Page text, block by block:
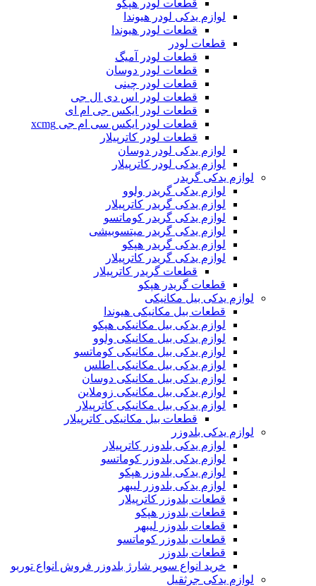
قطعات لودر هپکو
لوازم یدکی لودر هیوندا
قطعات لودر هیوندا
قطعات لودر
قطعات لودر آمیگ
قطعات لودر دوسان
قطعات لودر چینی
قطعات لودر اس دی ال جی
قطعات لودر ایکس جی ام ای
قطعات لودر ایکس سی ام جی xcmg
قطعات لودر کاترپیلار
لوازم یدکی لودر دوسان
لوازم یدکی لودر کاترپیلار
لوازم یدکی گریدر
لوازم یدکی گریدر ولوو
لوازم یدکی گریدر کاترپیلار
لوازم یدکی گریدر کوماتسو
لوازم یدکی گریدر میتسوبیشی
لوازم یدکی گریدر هپکو
لوازم یدکی گریدر کاترپیلار
قطعات گریدر کاترپیلار
قطعات گریدر هپکو
لوازم یدکی بیل مکانیکی
قطعات بیل مکانیکی هیوندا
لوازم یدکی بیل مکانیکی هپکو
لوازم یدکی بیل مکانیکی ولوو
لوازم یدکی بیل مکانیکی کوماتسو
لوازم یدکی بیل مکانیکی اطلس
لوازم یدکی بیل مکانیکی دوسان
لوازم یدکی بیل مکانیکی زوملاین
لوازم یدکی بیل مکانیکی کاترپیلار
قطعات بیل مکانیکی کاترپیلار
لوازم یدکی بلدوزر
لوازم یدکی بلدوزر کاترپیلار
لوازم یدکی بلدوزر کوماتسو
لوازم یدکی بلدوزر هپکو
لوازم یدکی بلدوزر لیبهر
قطعات بلدوزر کاترپیلار
قطعات بلدوزر هپکو
قطعات بلدوزر لیبهر
قطعات بلدوزر کوماتسو
قطعات بلدوزر
خرید انواع سوپر شارژ بلدوزر فروش انواع توربو
لوازم یدکی جرثقیل